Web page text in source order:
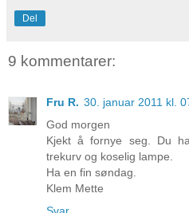
Del
9 kommentarer:
Fru R. 30. januar 2011 kl.
God morgen
Kjekt å fornye seg. Du
trekurv og koselig lampe.
Ha en fin søndag.
Klem Mette